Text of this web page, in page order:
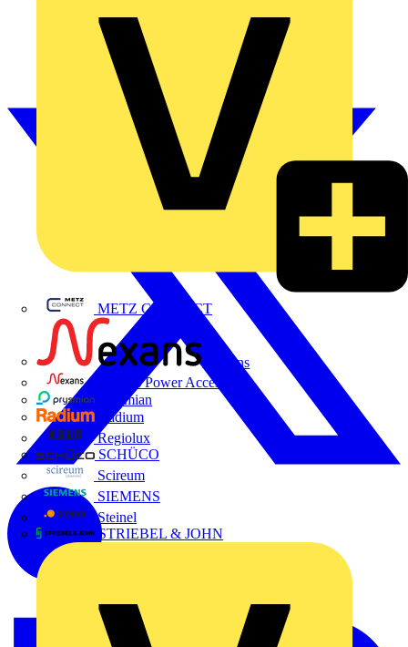
METZ CONNECT
Nexans
Nexans Power Accessories
Prysmian
Radium
Regiolux
SCHÜCO
Scireum
SIEMENS
Steinel
STRIEBEL & JOHN